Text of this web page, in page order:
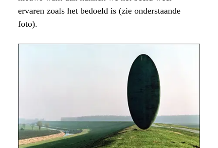
ervaren zoals het bedoeld is (zie onderstaande
foto).